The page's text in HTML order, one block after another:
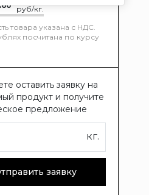
.60 руб/кг.
товара указана с НДС.
посчитана по курсу
оставить заявку на
продукт и получите
предложение
кг.
заявку